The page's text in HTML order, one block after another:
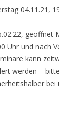
04.11.21,
geöffnet
Uhr und nach
kann
werden –
bei